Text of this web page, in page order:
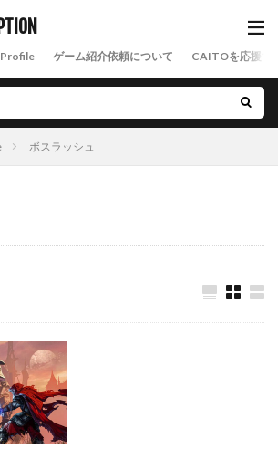
Profile ゲーム紹介依頼について CAITOを応援す
ボスラッシュ